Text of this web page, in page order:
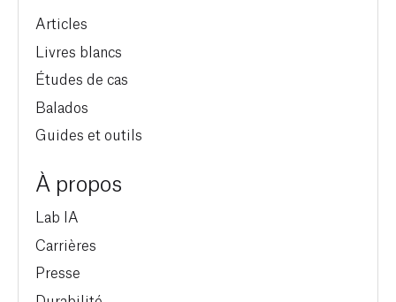
Articles
Livres blancs
Études de cas
Balados
Guides et outils
À propos
Lab IA
Carrières
Presse